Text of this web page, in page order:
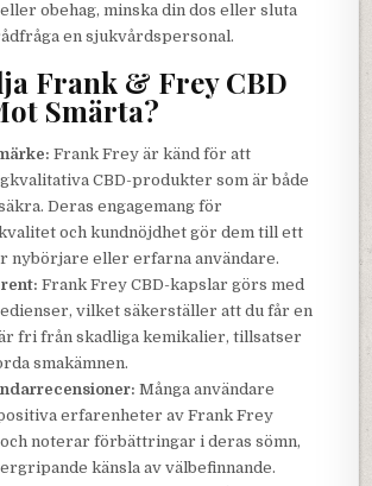
obehag, minska din dos eller sluta
en sjukvårdspersonal.
Frank & Frey CBD
Smärta?
Frank Frey är känd för att
CBD-produkter som är både
Deras engagemang för
och kundnöjdhet gör dem till ett
nybörjare eller erfarna användare.
Frank Frey CBD-kapslar görs med
vilket säkerställer att du får en
fri från skadliga kemikalier, tillsatser
smakämnen.
Många användare
erfarenheter av Frank Frey
noterar förbättringar i deras sömn,
känsla av välbefinnande.